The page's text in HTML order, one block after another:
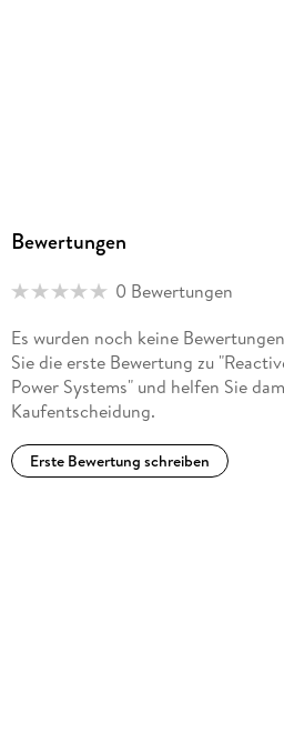
Bewertungen
0 Bewertungen
Es wurden noch keine
Sie die erste Bewertung zu
Power Systems" und helfen Sie
Kaufentscheidung.
Erste Bewertung schreiben